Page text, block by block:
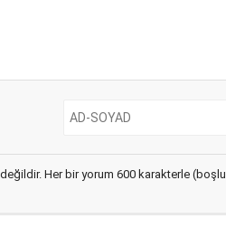
Her bir yorum 600 karakterle